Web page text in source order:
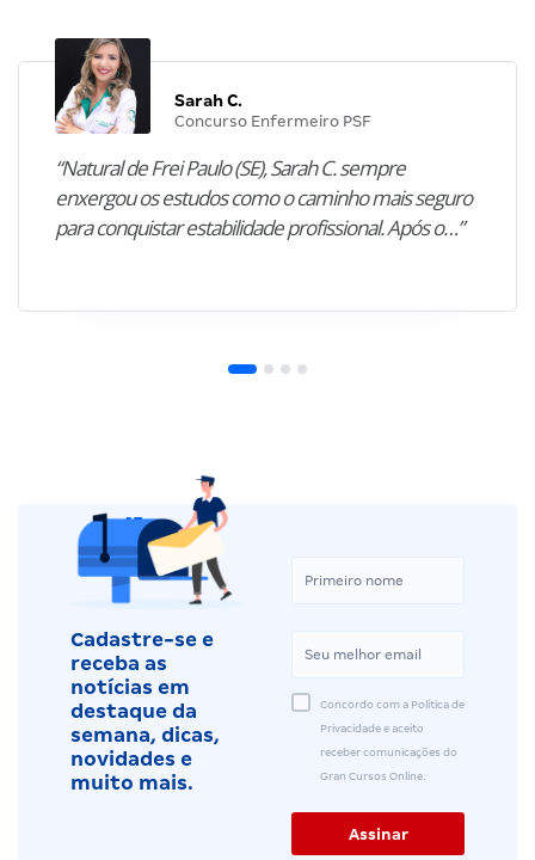
Sarah C.
Concurso Enfermeiro PSF
“Natural de Frei Paulo (SE), Sarah C. sempre
enxergou os estudos como o caminho mais seguro
para conquistar estabilidade profissional. Após o…”
Cadastre-se e
receba as
notícias em
destaque da
semana, dicas,
novidades e
muito mais.
Concordo com a Política de
Privacidade e aceito
receber comunicações do
Gran Cursos Online.